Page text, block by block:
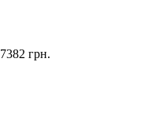
7382 грн.